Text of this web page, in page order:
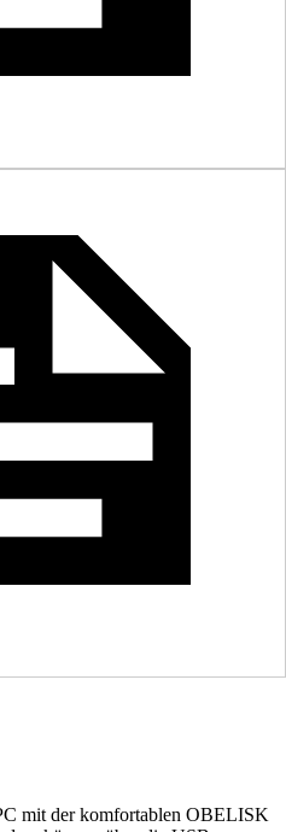
mit der komfortablen OBELISK